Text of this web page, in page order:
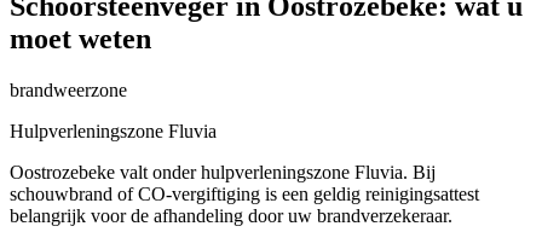
moet weten
brandweerzone
Hulpverleningszone Fluvia
Oostrozebeke valt onder hulpverleningszone Fluvia. Bij
schouwbrand of CO-vergiftiging is een geldig reinigingsattest
belangrijk voor de afhandeling door uw brandverzekeraar.